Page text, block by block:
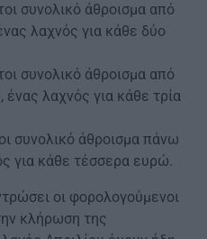
συνολικό άθροισμα από
λαχνός για κάθε δύο
συνολικό άθροισμα από
λαχνός για κάθε τρία
συνολικό άθροισμα πάνω
για κάθε τέσσερα ευρώ.
οι φορολογούμενοι
κλήρωση της